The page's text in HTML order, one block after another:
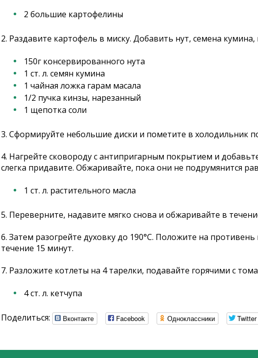
2 большие картофелины
2. Раздавите картофель в миску. Добавить нут, семена
150г консервированного нута
1 ст. л. семян кумина
1 чайная ложка гарам масала
1/2 пучка кинзы, нарезанный
1 щепотка соли
3. Сформируйте небольшие диски и пометите в холодильник
4. Нагрейте сковороду с антипригарным покрытием и
слегка придавите. Обжаривайте, пока они не подрумянится
1 ст. л. растительного масла
5. Переверните, надавите мягко снова и обжаривайте в
6. Затем разогрейте духовку до 190°С. Положите на
течение 15 минут.
7. Разложите котлеты на 4 тарелки, подавайте горячими с
4 ст. л. кетчупа
Поделиться: Вконтакте Facebook Одноклассники Twitter